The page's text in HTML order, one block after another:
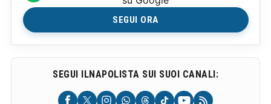
SEGUI ORA
SEGUI ILNAPOLISTA SUI SUOI CANALI: